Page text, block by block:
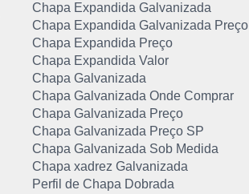
Chapa Expandida Galvanizada
Chapa Expandida Galvanizada Preço
Chapa Expandida Preço
Chapa Expandida Valor
Chapa Galvanizada
Chapa Galvanizada Onde Comprar
Chapa Galvanizada Preço
Chapa Galvanizada Preço SP
Chapa Galvanizada Sob Medida
Chapa xadrez Galvanizada
Perfil de Chapa Dobrada